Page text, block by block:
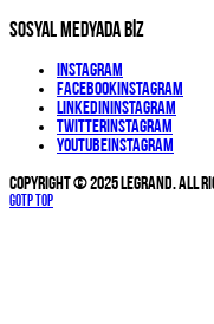
SOSYAL MEDYADA BİZ
Instagram
Facebook Instagram
Linkedin Instagram
Twitter Instagram
YouTube Instagram
Copyright © 2025 Legrand. All
Gotp Top